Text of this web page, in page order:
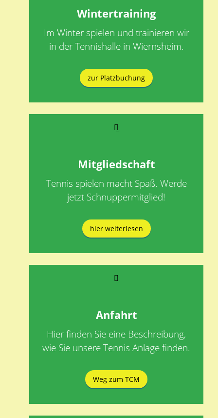
Wintertraining
Im Winter spielen und trainieren wir
in der Tennishalle in Wiernsheim.
zur Platzbuchung
Mitgliedschaft
Tennis spielen macht Spaß. Werde
jetzt Schnuppermitglied!
hier weiterlesen
Anfahrt
Hier finden Sie eine Beschreibung,
wie Sie unsere Tennis Anlage finden.
Weg zum TCM